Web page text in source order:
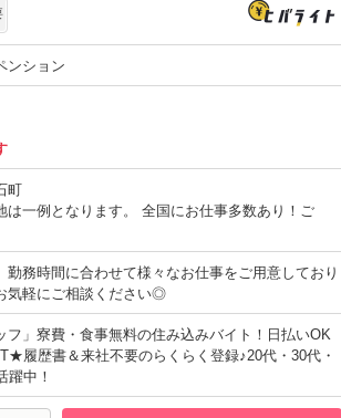
ンション
町
一例となります。 全国にお仕事多数あり！ご
勤務時間に合わせて様々なお仕事をご用意しており
気軽にご相談ください◎
フ」寮費・食事無料の住み込みバイト！日払いOK
履歴書＆来社不要のらくらく登録♪20代・30代・
躍中！